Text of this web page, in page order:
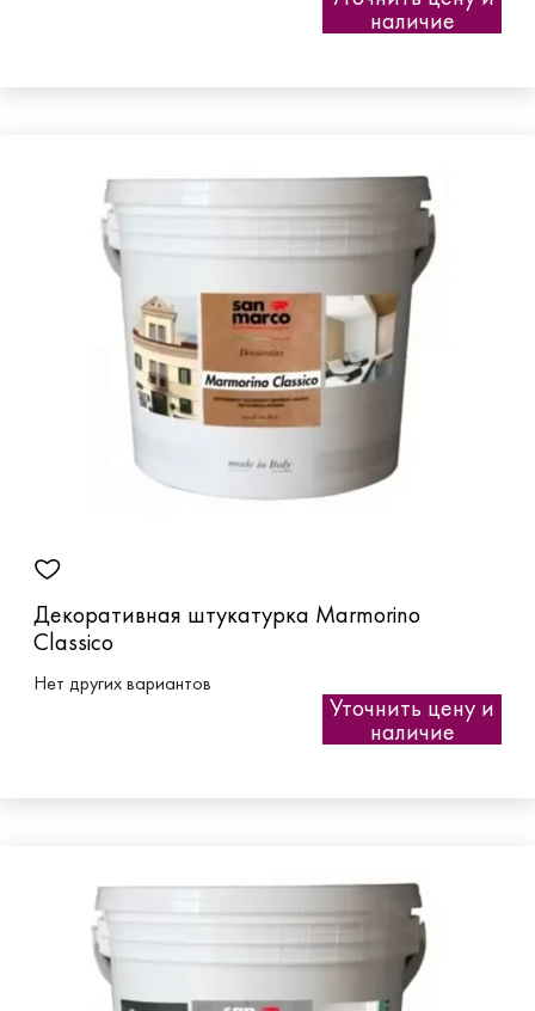
наличие
Декоративная штукатурка Marmorino
Classico
Нет других вариантов
Уточнить цену и
наличие